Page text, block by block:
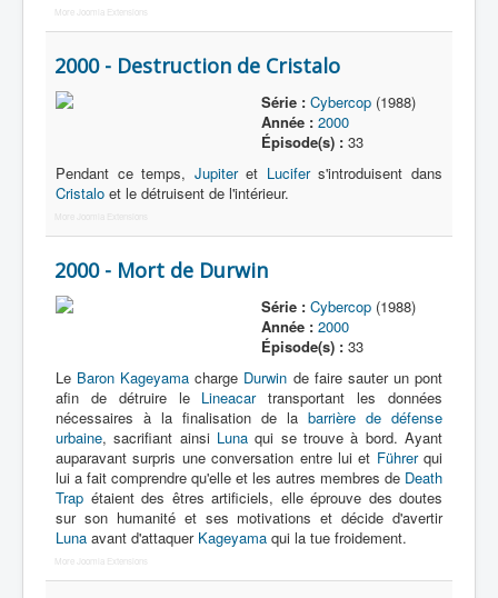
More Joomla Extensions
2000 - Destruction de Cristalo
Série : Cybercop (1988)
Année : 2000
Épisode(s) : 33
Pendant ce temps, Jupiteret Lucifers'introduisent dans
Cristalo et le détruisent de l'intérieur.
More Joomla Extensions
2000 - Mort de Durwin
Série : Cybercop (1988)
Année : 2000
Épisode(s) : 33
Le Baron Kageyama charge Durwin de faire sauter un pont
afin de détruire le Lineacartransportant les données
nécessaires à la finalisation de la barrière de défense
urbaine, sacrifiant ainsi Luna qui se trouve à bord. Ayant
auparavant surpris une conversation entre lui et Führerqui
lui a fait comprendre qu'elle et les autres membres de Death
Trap étaient des êtres artificiels, elle éprouve des doutes
sur son humanité et ses motivations et décide d'avertir
Luna avant d'attaquer Kageyama qui la tue froidement.
More Joomla Extensions